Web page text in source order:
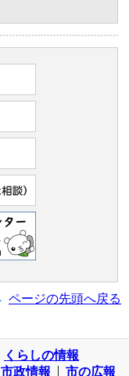
ページの先頭へ戻る
くらしの情報
市政情報 市の広報